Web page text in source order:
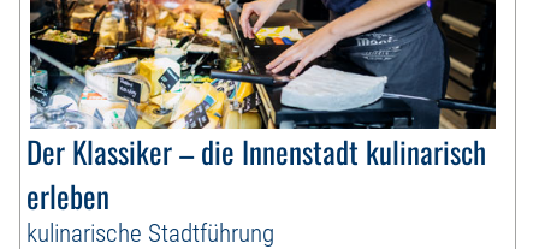
Der Klassiker – die Innenstadt kulinarisch
erleben
kulinarische Stadtführung